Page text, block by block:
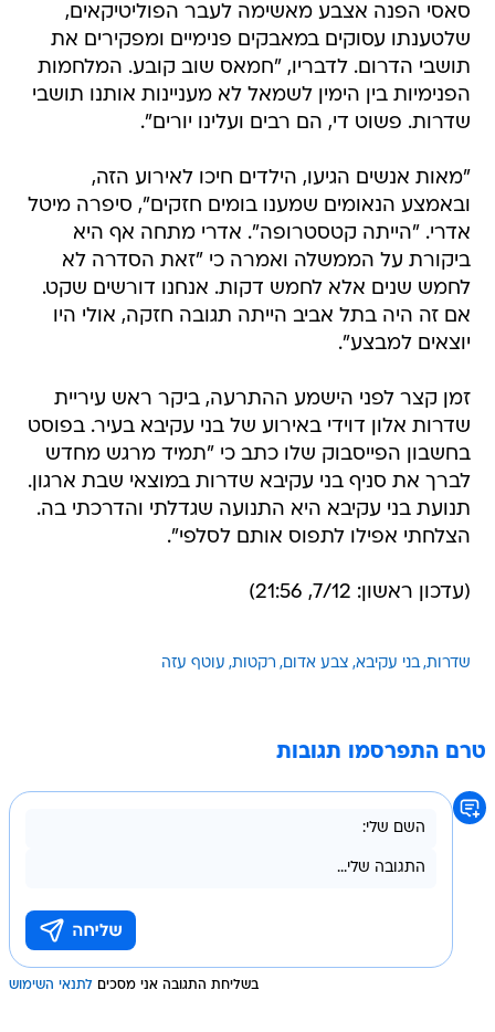
סאסי הפנה אצבע מאשימה לעבר הפוליטיקאים,
שלטענתו עסוקים במאבקים פנימיים ומפקירים את
תושבי הדרום. לדבריו, "חמאס שוב קובע. המלחמות
הפנימיות בין הימין לשמאל לא מעניינות אותנו תושבי
שדרות. פשוט די, הם רבים ועלינו יורים".
"מאות אנשים הגיעו, הילדים חיכו לאירוע הזה,
ובאמצע הנאומים שמענו בומים חזקים", סיפרה מיטל
אדרי. "הייתה קטסטרופה". אדרי מתחה אף היא
ביקורת על הממשלה ואמרה כי "זאת הסדרה לא
לחמש שנים אלא לחמש דקות. אנחנו דורשים שקט.
אם זה היה בתל אביב הייתה תגובה חזקה, אולי היו
יוצאים למבצע".
זמן קצר לפני הישמע ההתרעה, ביקר ראש עיריית
שדרות אלון דוידי באירוע של בני עקיבא בעיר. בפוסט
בחשבון הפייסבוק שלו כתב כי "תמיד מרגש מחדש
לברך את סניף בני עקיבא שדרות במוצאי שבת ארגון.
תנועת בני עקיבא היא התנועה שגדלתי והדרכתי בה.
הצלחתי אפילו לתפוס אותם לסלפי".
(עדכון ראשון: 7/12, 21:56)
שדרות בני עקיבא צבע אדום רקטות עוטף עזה
טרם התפרסמו תגובות
בשליחת התגובה אני מסכים לתנאי השימוש